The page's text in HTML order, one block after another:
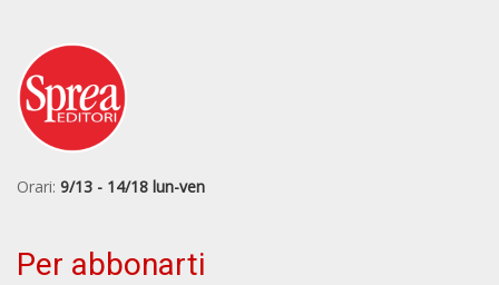
Orari: 9/13 - 14/18 lun-ven
Per abbonarti